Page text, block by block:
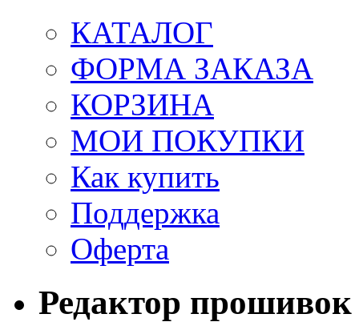
КАТАЛОГ
ФОРМА ЗАКАЗА
КОРЗИНА
МОИ ПОКУПКИ
Как купить
Поддержка
Оферта
Редактор прошивок